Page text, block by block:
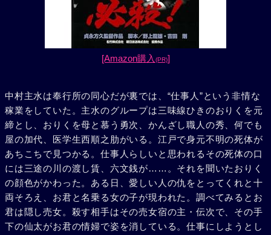
[Amazon購入 (PR)]
中村主水は奉行所の同心だが裏では、“仕事人”という非情な
稼業をしていた。主水のグループは三味線ひきのおりくを元
締とし、おりくを母と慕う勇次、かんざし職人の秀、何でも
屋の加代、医学生西順之肋がいる。江戸で身元不明の死体が
あちこちで見つかる。仕事人らしいと思われるその死体の口
には三途の川の渡し賃、六文銭が……。それを聞いたおりく
の顔色がかわった。ある日、愛しい人の仇をとってくれと十
両そろえ、お君と名乗る女の子が現われた。調べてみるとお
君は隠し売女。殺す相手はその売女宿の主・伝次で、その手
下の仙太がお君の情婦で姿を消している。仕事にしようとし